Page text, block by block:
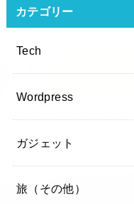
カテゴリー
Tech
Wordpress
ガジェット
旅（その他）